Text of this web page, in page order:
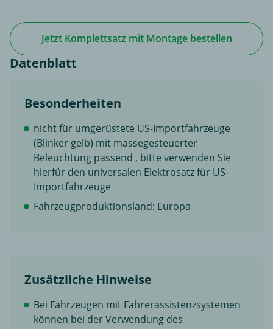
Jetzt Komplettsatz mit Montage bestellen
Datenblatt
Besonderheiten
nicht für umgerüstete US-Importfahrzeuge
(Blinker gelb) mit massegesteuerter
Beleuchtung passend , bitte verwenden Sie
hierfür den universalen Elektrosatz für US-
Importfahrzeuge
Fahrzeugproduktionsland: Europa
Zusätzliche Hinweise
Bei Fahrzeugen mit Fahrerassistenzsystemen
können bei der Verwendung des